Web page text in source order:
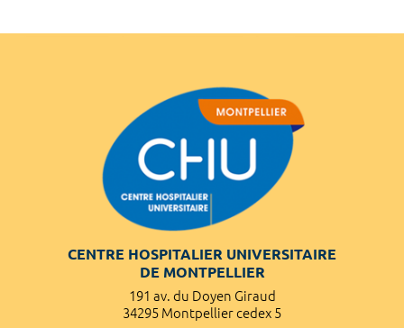
CENTRE HOSPITALIER UNIVERSITAIRE
DE MONTPELLIER
191 av. du Doyen Giraud
34295 Montpellier cedex 5